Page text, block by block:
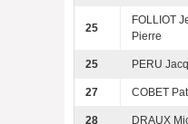
25
FOLLIOT
Pierre
25 PERU
27 COBET
28 DRAUX